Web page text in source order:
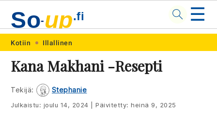
Skip
primary
navigation
Skip
main
content
Skip
primary
sidebar
Skip
footer
So-up.fi ☰
Kotiin Illallinen
Kana Makhani -resepti
Tekijä: Stephanie
Julkaistu: joulu 14, 2024 Päivitetty:heinä 9, 2025